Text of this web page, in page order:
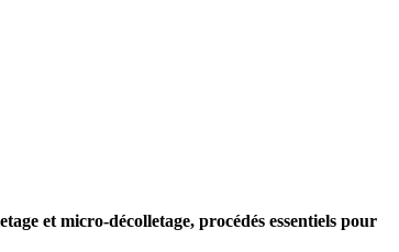
et micro-décolletage, procédés essentiels pour